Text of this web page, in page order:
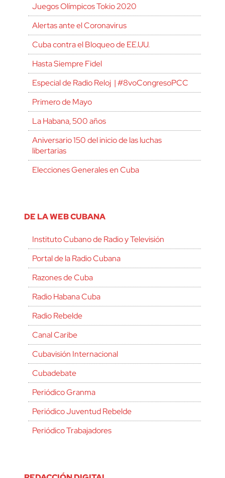
Juegos Olímpicos Tokio 2020
Alertas ante el Coronavirus
Cuba contra el Bloqueo de EE.UU.
Hasta Siempre Fidel
Especial de Radio Reloj | #8voCongresoPCC
Primero de Mayo
La Habana, 500 años
Aniversario 150 del inicio de las luchas
libertarias
Elecciones Generales en Cuba
DE LA WEB CUBANA
Instituto Cubano de Radio y Televisión
Portal de la Radio Cubana
Razones de Cuba
Radio Habana Cuba
Radio Rebelde
Canal Caribe
Cubavisión Internacional
Cubadebate
Periódico Granma
Periódico Juventud Rebelde
Periódico Trabajadores